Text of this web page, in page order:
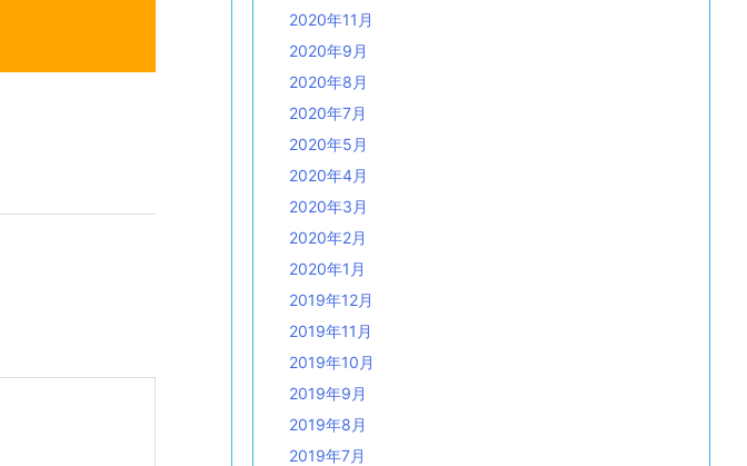
2020年11月
2020年9月
2020年8月
2020年7月
2020年5月
2020年4月
2020年3月
2020年2月
2020年1月
2019年12月
2019年11月
2019年10月
2019年9月
2019年8月
2019年7月